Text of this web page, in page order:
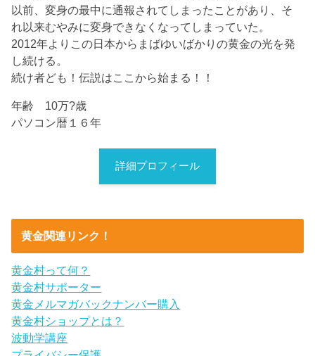
以前、変身の最中に通報されてしまったことがあり、そ
れ以来むやみに変身できなくなってしまっていた。
2012年よりこの日本からまばゆいばかりの黄金の光を発
し続ける。
続け者ども！伝説はここから始まる！！
年齢 10万?歳
パソコン暦１６年
詳細プロフィール
黄金関連リンク！
黄金村って何？
黄金村サポーター
黄金メルマガバックナンバー購入
黄金村ショップとは？
波動学講座